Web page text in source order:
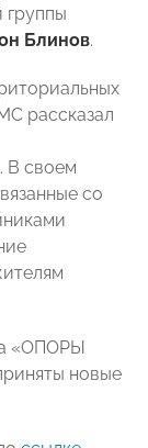
группы
Блинов.
рассказал
. В своем
со
«ОПОРЫ
новые